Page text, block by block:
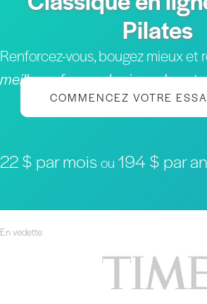
Pilates
Renforcez-vous, bougez mieux et
meilleure forme physique de
COMMENCEZ VOTRE
22 $ par moisou 194 $ par an
En vedette